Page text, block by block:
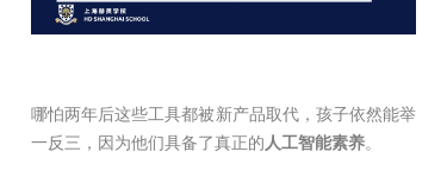
哪怕两年后这些工具都被新产品取代，孩子依然能举
一反三，因为他们具备了真正的 人工智能素养。